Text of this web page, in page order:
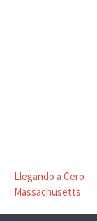
Llegando a Cero
Massachusetts